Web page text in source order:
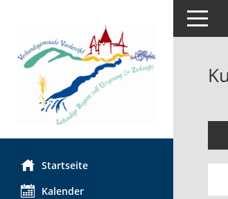
Startseite
Kalender
Toggle